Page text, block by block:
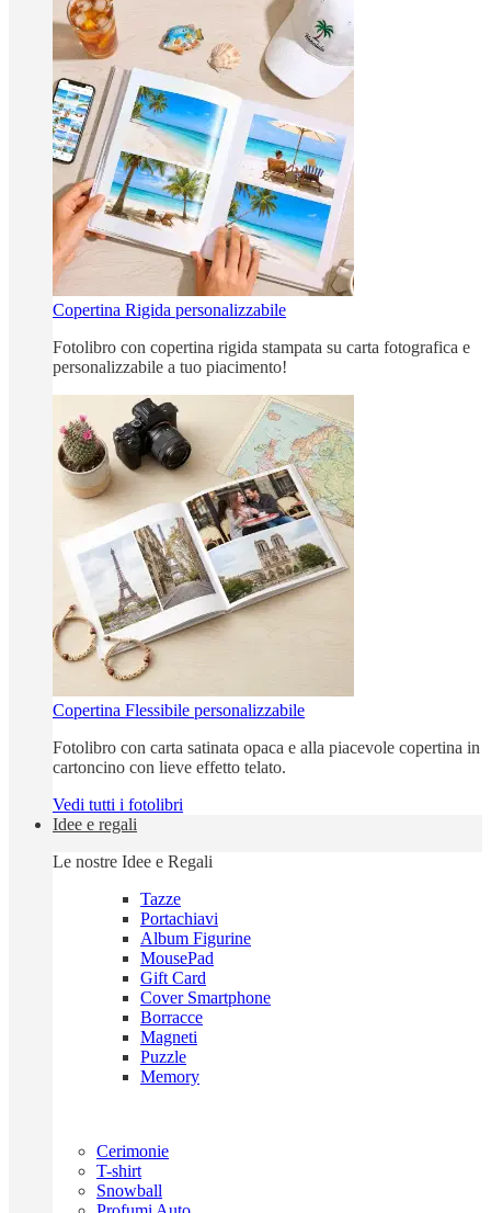
Copertina Rigida personalizzabile
Fotolibro con copertina rigida stampata su carta fotografica e
personalizzabile a tuo piacimento!
Copertina Flessibile personalizzabile
Fotolibro con carta satinata opaca e alla piacevole copertina in
cartoncino con lieve effetto telato.
Vedi tutti i fotolibri
Idee e regali
Le nostre Idee e Regali
Tazze
Portachiavi
Album Figurine
MousePad
Gift Card
Cover Smartphone
Borracce
Magneti
Puzzle
Memory
Cerimonie
T-shirt
Snowball